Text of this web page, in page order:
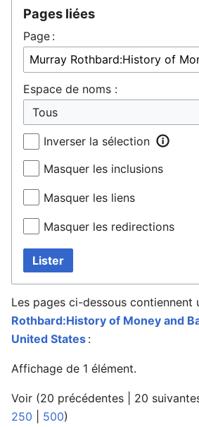
Pages liées
Page :
Espace de noms :
Inverser la sélection
Masquer les inclusions
Masquer les liens
Masquer les redirections
Lister
Les pages ci-dessous contiennent
Rothbard:History of Money and
United States :
Affichage de 1 élément.
Voir (20 précédentes 20
250
500)